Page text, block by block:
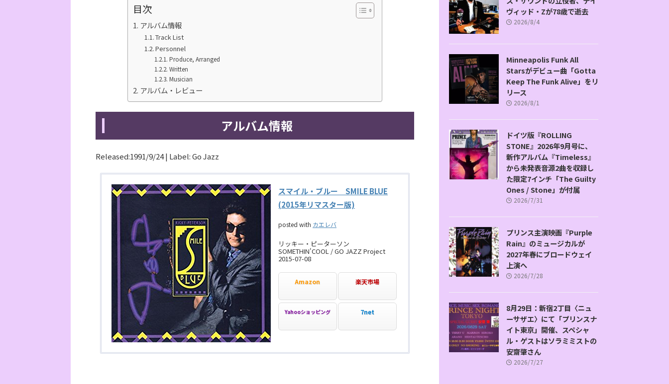
目次
アルバム情報
Track List
Personnel
Produce, Arranged
Written
Musician
アルバム・レビュー
アルバム情報
Released:1991/9/24 | Label: Go Jazz
スマイル・ブルー SMILE BLUE
(2015年リマスター版)
posted with カエレバ
リッキー・ピーターソン
SOMETHIN'COOL / GO JAZZ Project
2015-07-08
Amazon 楽天市場
Yahooショッピング 7net
ヴィッド・Zが78歳で逝去
2026/8/4
Minneapolis Funk All
Starsがデビュー曲「Gotta
Keep The Funk Alive」をリ
リース
2026/8/1
ドイツ版『ROLLING
STONE』2026年9月号に、
新作アルバム『Timeless』
から未発表音源2曲を収録し
た限定7インチ「The Guilty
Ones / Stone」が付属
2026/7/31
プリンス主演映画『Purple
Rain』のミュージカルが
2027年春にブロードウェイ
上演へ
2026/7/28
8月29日：新宿2丁目〈ニュ
ーサザエ〉にて「プリンスナ
イト東京」開催、スペシャ
ル・ゲストはソラミミストの
安齋肇さん
2026/7/27